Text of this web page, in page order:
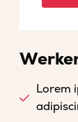
Lorem